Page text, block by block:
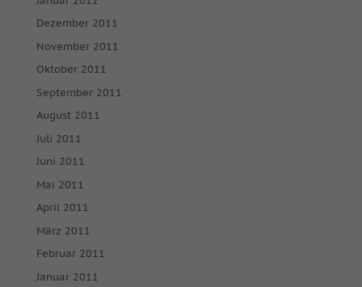
Dezember 2011
November 2011
Oktober 2011
September 2011
August 2011
Juli 2011
Juni 2011
Mai 2011
April 2011
März 2011
Februar 2011
Januar 2011
powered by Borlabs Cookie